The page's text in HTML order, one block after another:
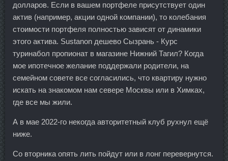
долларов. Если в вашем портфеле присутствует один
актив (например, акции одной компании), то колебания
стоимости портфеля полностью зависят от динамики
этого актива. Sustanon дешево Сызрань - Курс
туринабол пропионат в магазине Нижний Тагил? Когда
мое ипотечное желание поддержали родители, на
семейном совете все согласились, что квартиру нужно
искать на знакомом нам севере Москвы или в Химках,
где все мы жили.
А в мае 2022-го некогда авторитетный клуб рухнул ещё
ниже.
Со вторника опять лить пойдут или в лонг перевернутся.